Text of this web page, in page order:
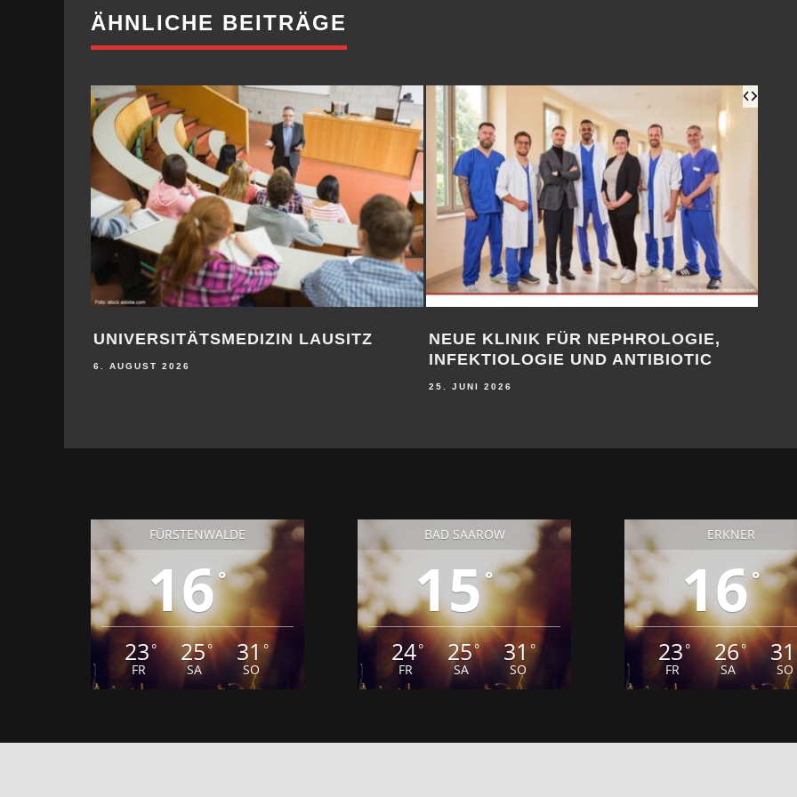
ÄHNLICHE BEITRÄGE
APP-UNTERSTÜTZUNG BEI
ARTHROSE
KARRIERE BEI HELIOS ZUM
ANFASSEN
21. MAI 2026
FÜRSTENWALDE
16°
23°
FR
25°
SA
31°
SO
BAD SAAROW
15°
24°
FR
25°
SA
31°
SO
ERKNER
16°
23°
FR
26°
SA
31
SO